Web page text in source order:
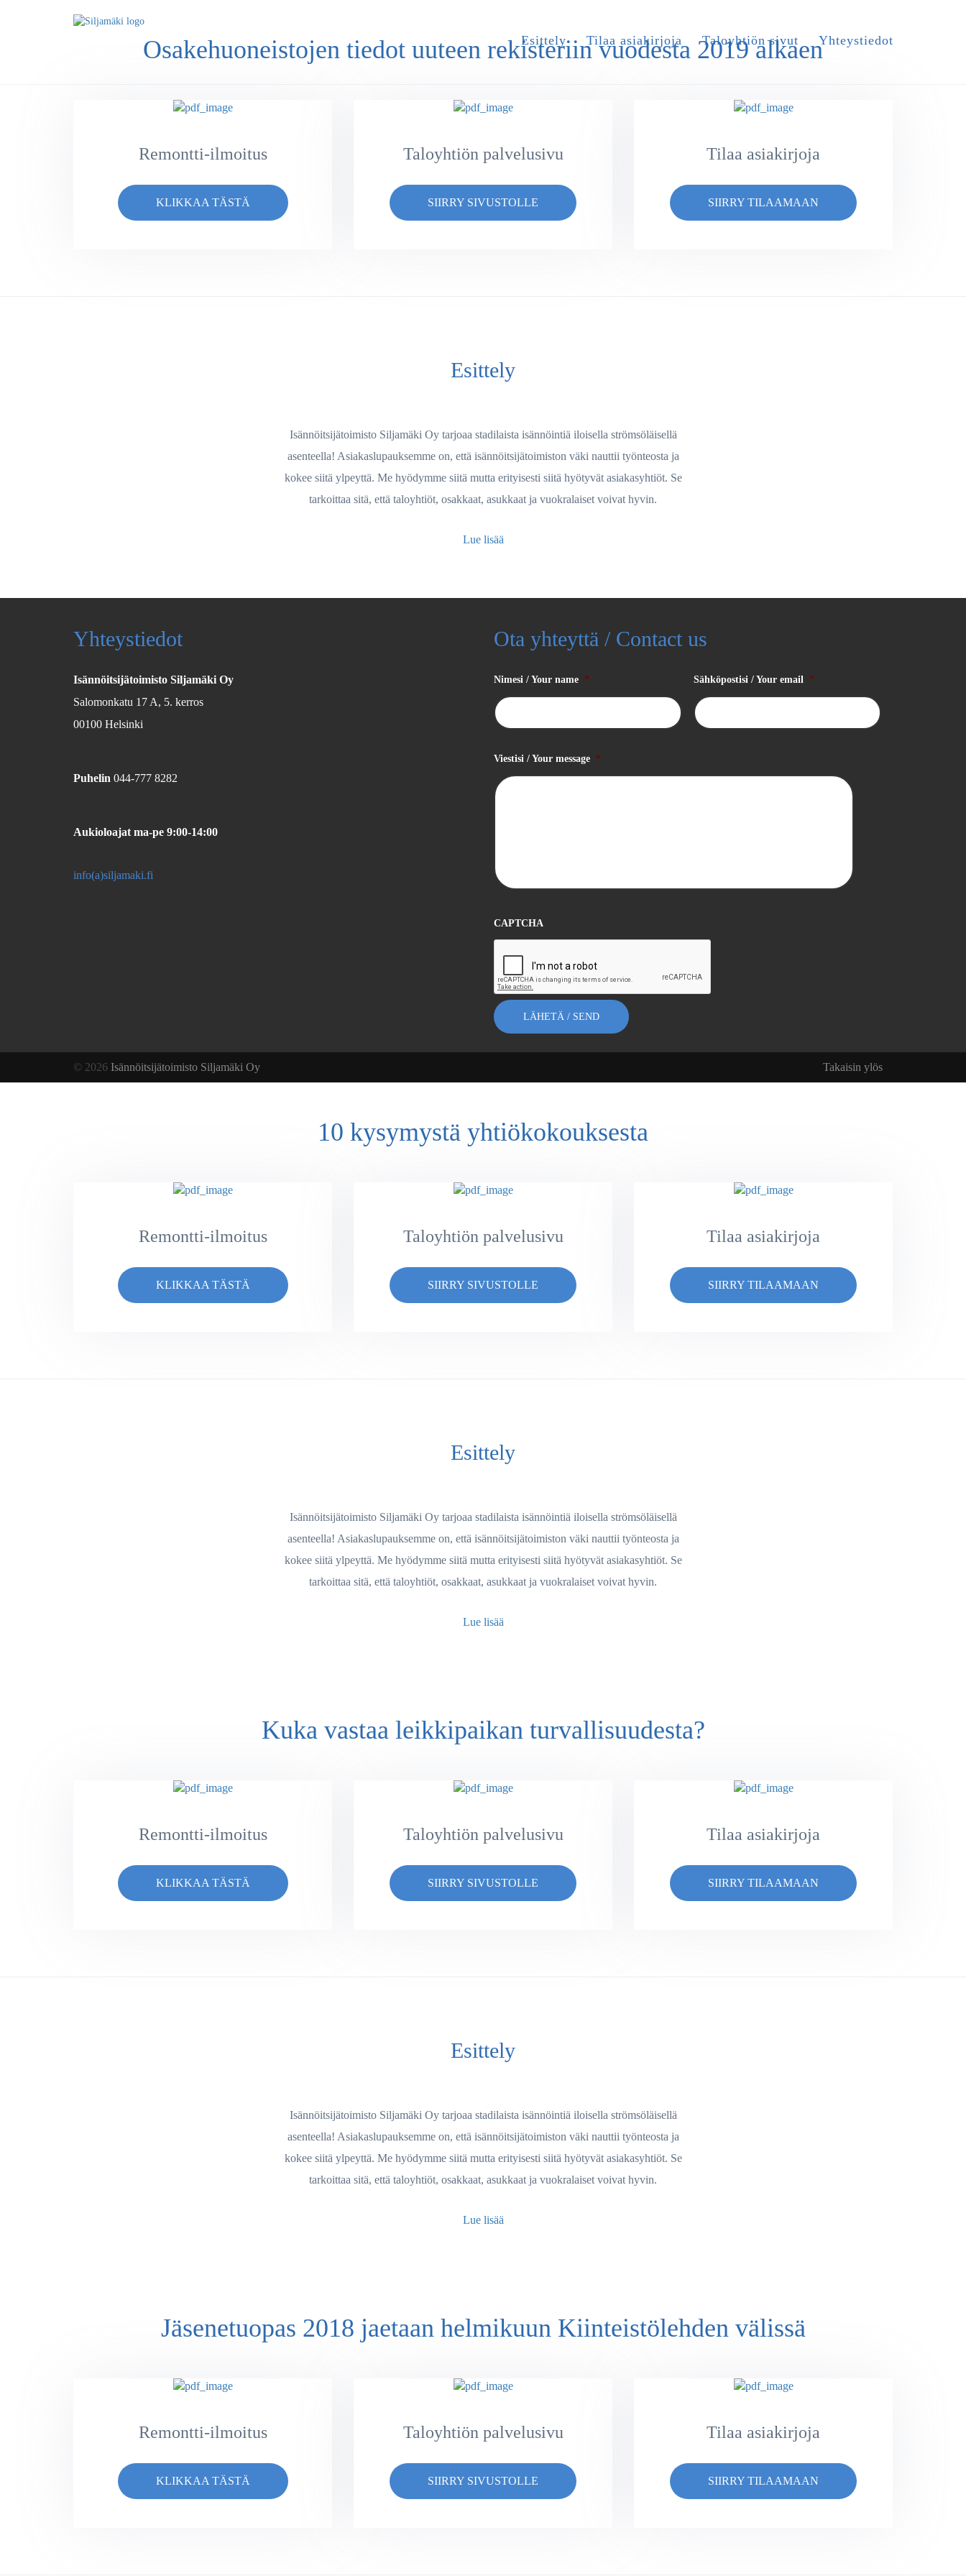
Esittely Tilaa asiakirjoja Taloyhtiön sivut Yhteystiedot
Osakehuoneistojen tiedot uuteen rekisteriin vuodesta 2019 alkaen
Remontti-ilmoitus
KLIKKAA TÄSTÄ
Taloyhtiön palvelusivu
SIIRRY SIVUSTOLLE
Tilaa asiakirjoja
SIIRRY TILAAMAAN
Esittely
Isännöitsijätoimisto Siljamäki Oy tarjoaa stadilaista isännöintiä iloisella strömsöläisellä
asenteella! Asiakaslupauksemme on, että isännöitsijätoimiston väki nauttii työnteosta ja
kokee siitä ylpeyttä. Me hyödymme siitä mutta erityisesti siitä hyötyvät asiakasyhtiöt. Se
tarkoittaa sitä, että taloyhtiöt, osakkaat, asukkaat ja vuokralaiset voivat hyvin.
Lue lisää
Yhteystiedot
Isännöitsijätoimisto Siljamäki Oy
Salomonkatu 17 A, 5. kerros
00100 Helsinki
Puhelin 044-777 8282
Aukioloajat ma-pe 9:00-14:00
info(a)siljamaki.fi
Ota yhteyttä / Contact us
Nimesi / Your name * Sähköpostisi / Your email *
Viestisi / Your message *
CAPTCHA
© 2026 Isännöitsijätoimisto Siljamäki Oy Takaisin ylös
10 kysymystä yhtiökokouksesta
Remontti-ilmoitus
KLIKKAA TÄSTÄ
Taloyhtiön palvelusivu
SIIRRY SIVUSTOLLE
Tilaa asiakirjoja
SIIRRY TILAAMAAN
Esittely
Isännöitsijätoimisto Siljamäki Oy tarjoaa stadilaista isännöintiä iloisella strömsöläisellä
asenteella! Asiakaslupauksemme on, että isännöitsijätoimiston väki nauttii työnteosta ja
kokee siitä ylpeyttä. Me hyödymme siitä mutta erityisesti siitä hyötyvät asiakasyhtiöt. Se
tarkoittaa sitä, että taloyhtiöt, osakkaat, asukkaat ja vuokralaiset voivat hyvin.
Lue lisää
Kuka vastaa leikkipaikan turvallisuudesta?
Remontti-ilmoitus
KLIKKAA TÄSTÄ
Taloyhtiön palvelusivu
SIIRRY SIVUSTOLLE
Tilaa asiakirjoja
SIIRRY TILAAMAAN
Esittely
Isännöitsijätoimisto Siljamäki Oy tarjoaa stadilaista isännöintiä iloisella strömsöläisellä
asenteella! Asiakaslupauksemme on, että isännöitsijätoimiston väki nauttii työnteosta ja
kokee siitä ylpeyttä. Me hyödymme siitä mutta erityisesti siitä hyötyvät asiakasyhtiöt. Se
tarkoittaa sitä, että taloyhtiöt, osakkaat, asukkaat ja vuokralaiset voivat hyvin.
Lue lisää
Jäsenetuopas 2018 jaetaan helmikuun Kiinteistölehden välissä
Remontti-ilmoitus
KLIKKAA TÄSTÄ
Taloyhtiön palvelusivu
SIIRRY SIVUSTOLLE
Tilaa asiakirjoja
SIIRRY TILAAMAAN